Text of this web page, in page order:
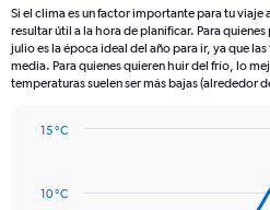
12
categories.
The
chart
has
values.
Si el clima es un factor importante para tu viaje
resultar útil a la hora de planificar. Para
julio es la época ideal del año para ir, ya que
media. Para quienes quieren huir del frío, lo
temperaturas suelen ser más bajas (alrededor
with
14
10 °C
15 °C